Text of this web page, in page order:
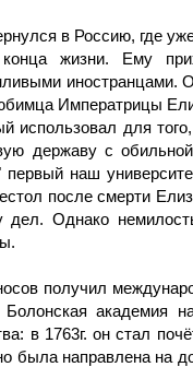
в Россию, где
жизни. Ему
иностранцами.
Императ­рицы
использовал для
державу с
наш
после смерти
дел. Однако
получил
академия
в 1763г. он стал
была направ­лена на